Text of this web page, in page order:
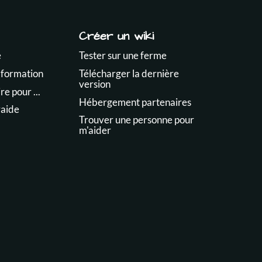
pour ...
Créer un wiki
Tester sur une ferme
Télécharger la dernière
version
Hébergement partenaires
Trouver une personne pour
m'aider